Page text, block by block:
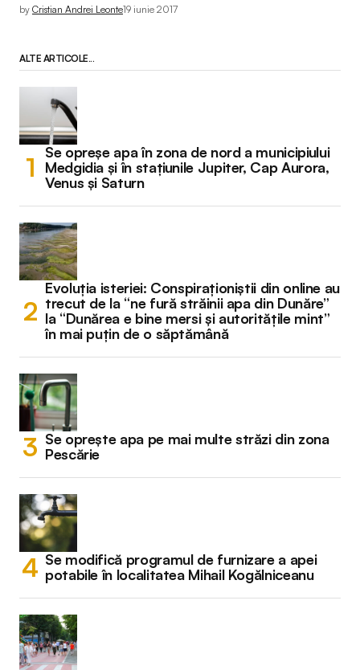
by Cristian Andrei Leonte19 iunie 2017
ALTE ARTICOLE...
Se opreșe apa în zona de nord a municipiului
Medgidia și în stațiunile Jupiter, Cap Aurora,
Venus și Saturn
Evoluția isteriei: Conspiraționiștii din online au
trecut de la “ne fură străinii apa din Dunăre”
la “Dunărea e bine mersi și autoritățile mint”
în mai puțin de o săptămână
Se oprește apa pe mai multe străzi din zona
Pescărie
Se modifică programul de furnizare a apei
potabile în localitatea Mihail Kogălniceanu